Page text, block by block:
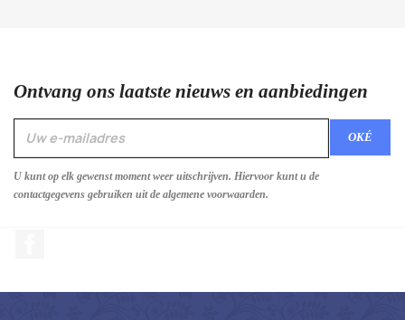
Ontvang ons laatste nieuws en aanbiedingen
U kunt op elk gewenst moment weer uitschrijven. Hiervoor kunt u de
contactgegevens gebruiken uit de algemene voorwaarden.